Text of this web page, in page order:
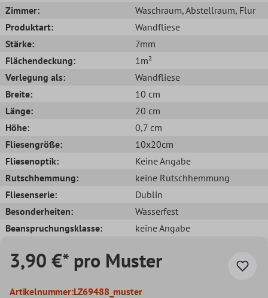
Zimmer:
Waschraum, Abstellraum, Flur
Produktart:
Wandfliese
Stärke:
7mm
Flächendeckung:
1m²
Verlegung als:
Wandfliese
Breite:
10 cm
Länge:
20 cm
Höhe:
0,7 cm
Fliesengröße:
10x20cm
Fliesenoptik:
Keine Angabe
Rutschhemmung:
keine Rutschhemmung
Fliesenserie:
Dublin
Besonderheiten:
Wasserfest
Beanspruchungsklasse:
keine Angabe
3,90 €* pro Muster
Artikelnummer:LZ69488_muster